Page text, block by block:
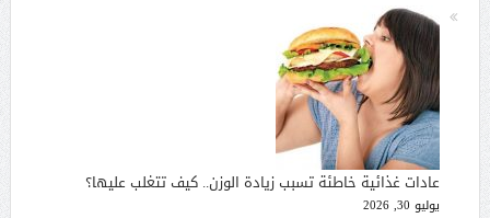
عادات غذائية خاطئة تسبب زيادة الوزن.. كيف تتغلب عليها؟
يوليو 30, 2026